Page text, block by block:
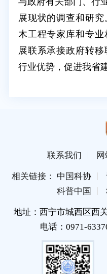
展现状的调查和研
木工程专家库和专
展联系承接政府转
行业优势，促进我省
联系我们
相关链接： 中国科协
科普中国
地址：西宁市城西区西
电话：0971-